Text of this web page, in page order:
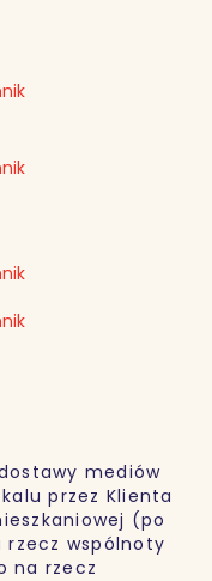
mediów
przez Klienta
(po
rzecz wspólnoty
na rzecz